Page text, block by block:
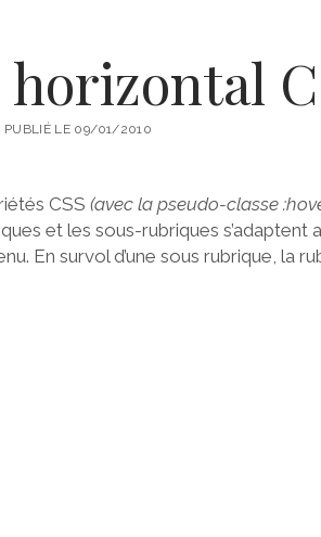
PUBLIÉ LE 09/01/2010
CSS (avec la pseudo-classe
et les sous-rubriques s’adaptent
En survol d’une sous rubrique, la